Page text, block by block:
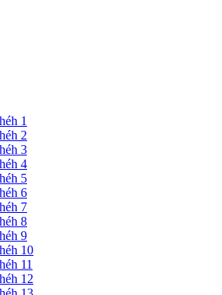
1
2
3
4
5
6
7
8
9
10
11
12